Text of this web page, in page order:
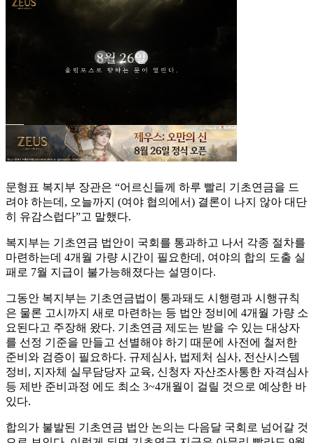
문형표 복지부 장관은 “어르신들께 하루 빨리 기초연금을 드
려야 하는데, 오늘까지 (여야 협의에서) 결론이 나지 않아 대단
히 유감스럽다”고 말했다.
복지부는 기초연금 법안이 국회를 통과하고 나서 각종 절차를
마련하는데 4개월 가량 시간이 필요한데, 여야의 합의 도출 실
패로 7월 지급이 불가능해졌다는 설명이다.
그동안 복지부는 기초연금법이 통과돼도 시행령과 시행규칙
은 물론 고시까지 새로 마련하는 등 법안 정비에 4개월 가량 소
요된다고 주장해 왔다. 기초연금 제도는 받을 수 있는 대상자
를 선정 기준을 만들고 선별해야 하기 때문에 사전에 철저한
준비와 검증이 필요하다. 규제심사, 법제처 심사, 전산시스템
정비, 지자체 실무담당자 교육, 신청자 자산조사통한 자격심사
등 제반 준비과정 에도 최소 3~4개월이 걸릴 것으로 예상한 바
있다.
합의가 불발된 기초연금 법안 논의는 다음달 국회로 넘어갈 것